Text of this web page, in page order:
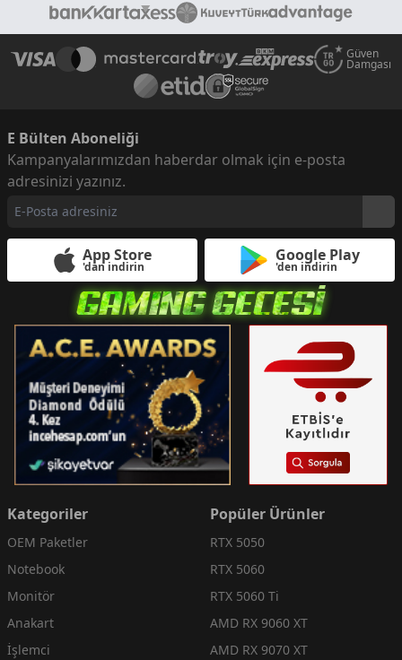
Güven
Damgası
E Bülten Aboneliği
Kampanyalarımızdan haberdar olmak için e-posta
adresinizi yazınız.
App Store
'dan indirin
Google Play
'den indirin
Kategoriler
OEM Paketler
Notebook
Monitör
Anakart
İşlemci
Popüler Ürünler
RTX 5050
RTX 5060
RTX 5060 Ti
AMD RX 9060 XT
AMD RX 9070 XT